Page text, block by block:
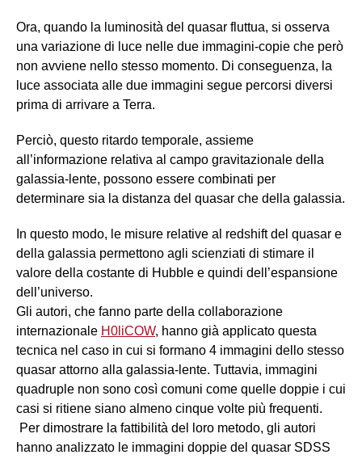
Ora, quando la luminosità del quasar fluttua, si osserva
una variazione di luce nelle due immagini-copie che però
non avviene nello stesso momento. Di conseguenza, la
luce associata alle due immagini segue percorsi diversi
prima di arrivare a Terra.
Perciò, questo ritardo temporale, assieme
all’informazione relativa al campo gravitazionale della
galassia-lente, possono essere combinati per
determinare sia la distanza del quasar che della galassia.
In questo modo, le misure relative al redshift del quasar e
della galassia permettono agli scienziati di stimare il
valore della costante di Hubble e quindi dell’espansione
dell’universo.
Gli autori, che fanno parte della collaborazione
internazionale H0liCOW, hanno già applicato questa
tecnica nel caso in cui si formano 4 immagini dello stesso
quasar attorno alla galassia-lente. Tuttavia, immagini
quadruple non sono così comuni come quelle doppie i cui
casi si ritiene siano almeno cinque volte più frequenti.
Per dimostrare la fattibilità del loro metodo, gli autori
hanno analizzato le immagini doppie del quasar SDSS